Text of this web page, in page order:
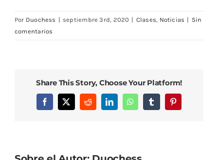
Por Duochess | septiembre 3rd, 2020 | Clases, Noticias | Sin
comentarios
Share This Story, Choose Your Platform!
Facebook
X RedditLinkedInWhatsAppTumblrPinterest